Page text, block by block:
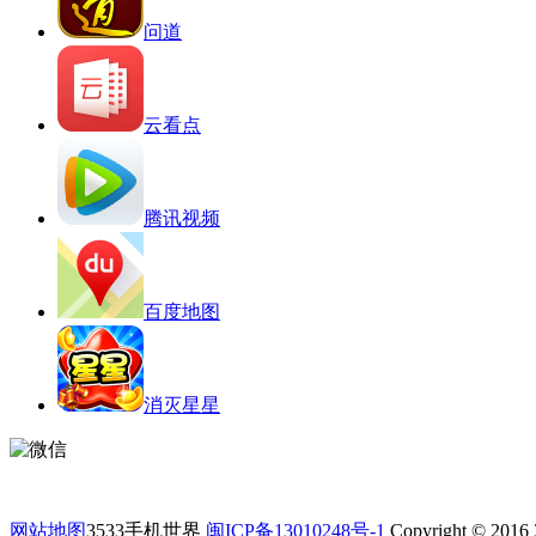
问道
云看点
腾讯视频
百度地图
消灭星星
网站地图3533手机世界 闽ICP备13010248号-1 Copyright © 2016